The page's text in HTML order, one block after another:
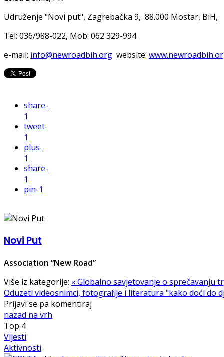
Udruženje "Novi put", Zagrebačka 9, 88.000 Mostar, BiH,
Tel: 036/988-022, Mob: 062 329-994
e-mail: info@newroadbih.org website:
share-
1
tweet-
1
plus-
1
share-
1
pin-1
Novi Put
Association “New Road”
Više iz kategorije: « Globalno savjetovanje o
Oduzeti videosnimci, fotografije i literatura "kako doći do
Prijavi se pa komentiraj
nazad na vrh
Top 4
Vijesti
Aktivnosti